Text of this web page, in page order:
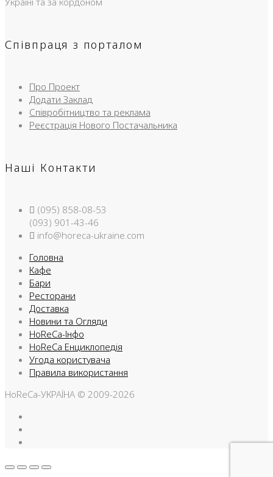
Співпраця з порталом
Про Проект
Додати Заклад
Співробітництво та реклама
Реєстрація Нового Постачальника
Наші Контакти
(095) 858-08-53
(093) 901-43-46
info@horeca-ukraine.com
Головна
Кафе
Бари
Ресторани
Доставка
Новини та Огляди
HoReCa-Інфо
HoReCa Енциклопедія
Угода користувача
Правила використання
HoReCa-УКРАЇНА © 2009-2026